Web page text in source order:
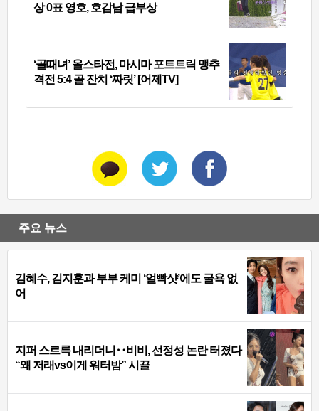
상 0표 영호, 호감남 급부상
‘골때녀’ 올스타전, 마시마 포트트릭 맹추
격전 5:4 골 잔치 ‘짜릿’ [어제TV]
주요 뉴스
김혜수, 김지훈과 부부 케미 ‘얼빡샷’에도 굴욕 없
어
지퍼 스르륵 내리더니‥비비, 선정성 논란 터졌다
“왜 저래vs이게 워터밤” 시끌